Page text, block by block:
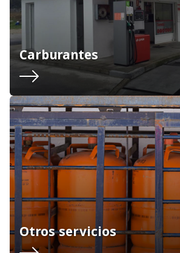
Carburantes
Otros servicios